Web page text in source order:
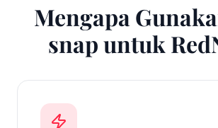
Mengapa
snap untuk